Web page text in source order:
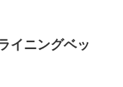
イニングベッ